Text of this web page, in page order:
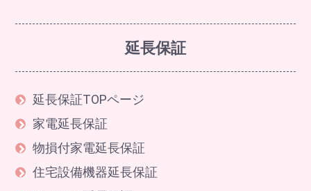
延長保証
延長保証TOPページ
家電延長保証
物損付家電延長保証
住宅設備機器延長保証